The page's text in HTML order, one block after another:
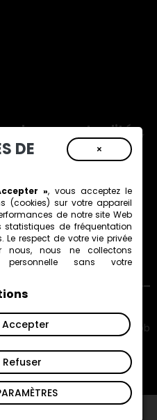
de nos actualités,
infolettre!
du Québec. Tous droits
ViGlob
×
DE
», vous acceptez le
(cookies) sur votre appareil
de notre site Web
statistiques de fréquentation
Le respect de votre vie privée
nous, nous ne collectons
sans votre
Accepter
Refuser